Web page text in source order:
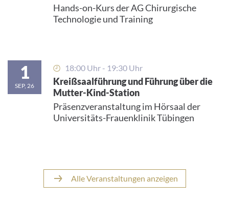
Hands-on-Kurs der AG Chirurgische
Technologie und Training
1
SEP, 26
18:00 Uhr - 19:30 Uhr
Kreißsaalführung und Führung über die
Mutter-Kind-Station
Präsenzveranstaltung im Hörsaal der
Universitäts-Frauenklinik Tübingen
Alle Veranstaltungen anzeigen